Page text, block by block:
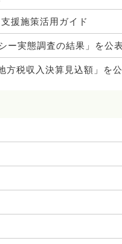
援施策活用ガイド
ー実態調査の結果」を公
方税収入決算見込額」を